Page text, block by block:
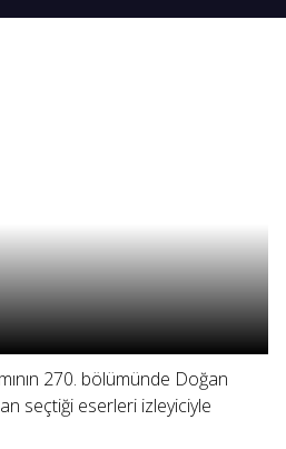
270. bölümünde Doğan
seçtiği eserleri izleyiciyle